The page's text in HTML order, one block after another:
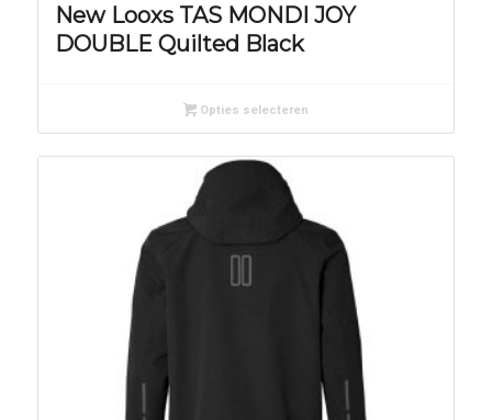
New Looxs TAS MONDI JOY
DOUBLE Quilted Black
Opties selecteren